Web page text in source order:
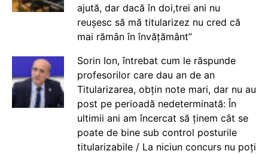
ajută, dar dacă în doi,trei ani nu
reușesc să mă titularizez nu cred că
mai rămân în învățământ”
Sorin Ion, întrebat cum le răspunde
profesorilor care dau an de an
Titularizarea, obțin note mari, dar nu au
post pe perioadă nedeterminată: În
ultimii ani am încercat să ținem cât se
poate de bine sub control posturile
titularizabile / La niciun concurs nu poți